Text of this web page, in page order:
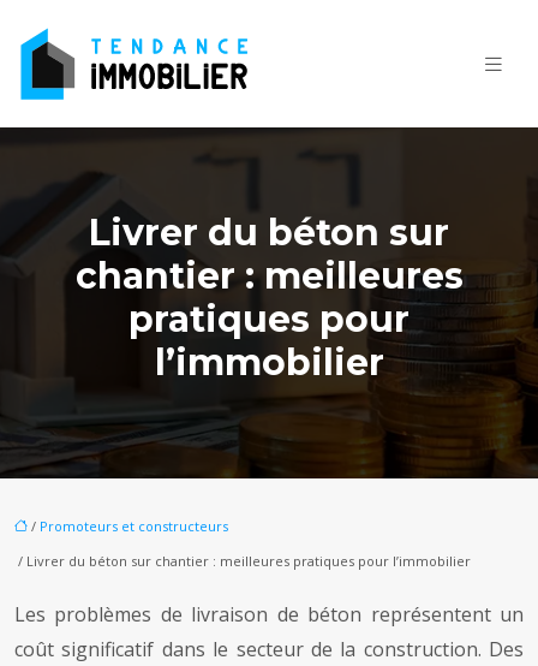
Livrer du béton sur
chantier : meilleures
pratiques pour
l’immobilier
/ Promoteurs et constructeurs
/ Livrer du béton sur chantier : meilleures pratiques pour l’immobilier
Les problèmes de livraison de béton représentent un
coût significatif dans le secteur de la construction. Des